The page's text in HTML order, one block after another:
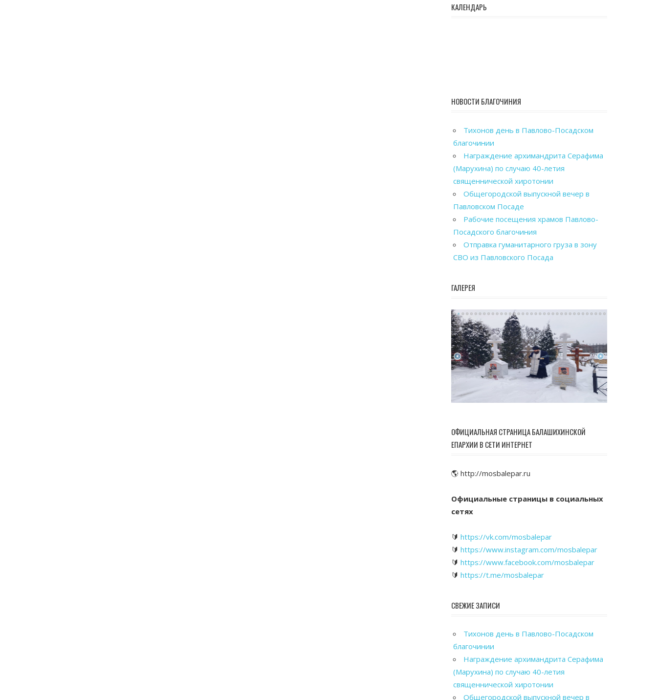
КАЛЕНДАРЬ
НОВОСТИ БЛАГОЧИНИЯ
Тихонов день в Павлово-Посадском
благочинии
Награждение архимандрита Серафима
(Марухина) по случаю 40-летия
священнической хиротонии
Общегородской выпускной вечер в
Павловском Посаде
Рабочие посещения храмов Павлово-
Посадского благочиния
Отправка гуманитарного груза в зону
СВО из Павловского Посада
ГАЛЕРЕЯ
ОФИЦИАЛЬНАЯ СТРАНИЦА БАЛАШИХИНСКОЙ
ЕПАРХИИ В СЕТИ ИНТЕРНЕТ
🌎 http://mosbalepar.ru
Официальные страницы в социальных
сетях
🔰 https://vk.com/mosbalepar
🔰 https://www.instagram.com/mosbalepar
🔰 https://www.facebook.com/mosbalepar
🔰 https://t.me/mosbalepar
СВЕЖИЕ ЗАПИСИ
Тихонов день в Павлово-Посадском
благочинии
Награждение архимандрита Серафима
(Марухина) по случаю 40-летия
священнической хиротонии
Общегородской выпускной вечер в